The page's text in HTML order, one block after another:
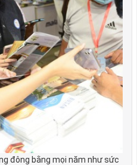
đông bằng mọi năm như sức